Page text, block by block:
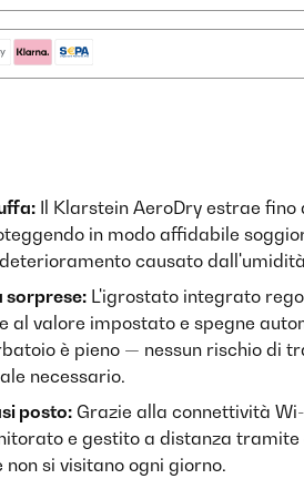
Il Klarstein AeroDry estrae fino
in modo affidabile
causato
sorprese: L'igrostato integrato
al valore impostato e spegne
è pieno — nessun rischio di
necessario.
posto: Grazie alla connettività
e gestito a distanza
si visitano ogni giorno.